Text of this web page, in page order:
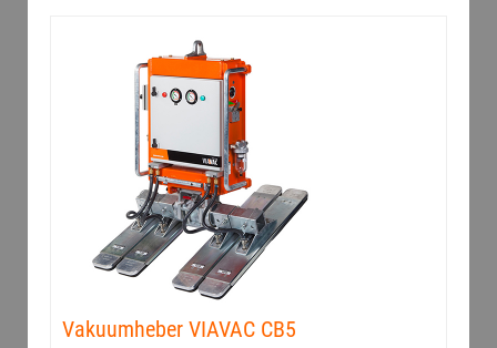
Vakuumheber VIAVAC CB5